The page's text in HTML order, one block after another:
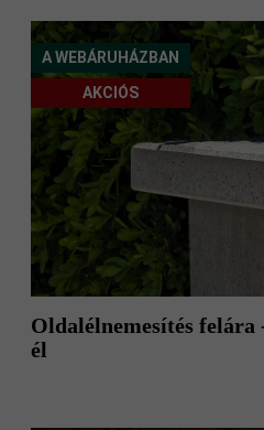
A WEBÁRUHÁZBAN
AKCIÓS
Oldalélnemesítés felára
él